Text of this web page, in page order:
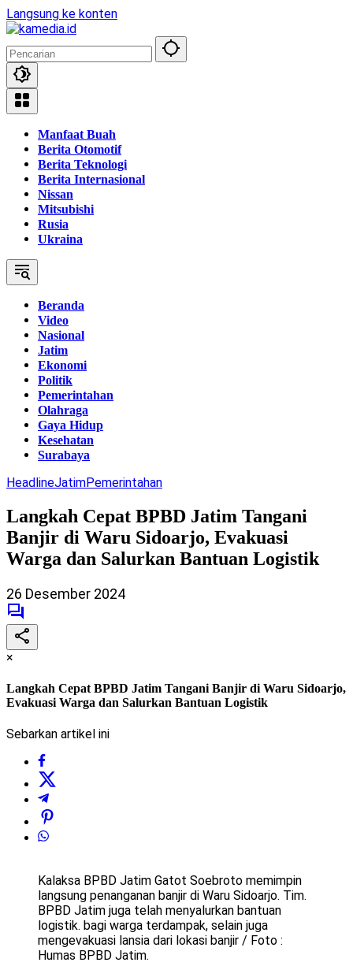
Langsung ke konten
Manfaat Buah
Berita Otomotif
Berita Teknologi
Berita Internasional
Nissan
Mitsubishi
Rusia
Ukraina
Beranda
Video
Nasional
Jatim
Ekonomi
Politik
Pemerintahan
Olahraga
Gaya Hidup
Kesehatan
Surabaya
HeadlineJatimPemerintahan
Langkah Cepat BPBD Jatim Tangani
Banjir di Waru Sidoarjo, Evakuasi
Warga dan Salurkan Bantuan Logistik
26 Desember 2024
×
Langkah Cepat BPBD Jatim Tangani Banjir di Waru Sidoarjo,
Evakuasi Warga dan Salurkan Bantuan Logistik
Sebarkan artikel ini
Kalaksa BPBD Jatim Gatot Soebroto memimpin
langsung penanganan banjir di Waru Sidoarjo. Tim.
BPBD Jatim juga telah menyalurkan bantuan
logistik. bagi warga terdampak, selain juga
mengevakuasi lansia dari lokasi banjir / Foto :
Humas BPBD Jatim.